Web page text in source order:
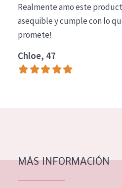
Limpieza
COLECCIÓN
Essentials
Lift+
Piel normal y seca
Piel mixata o grasa
Realmente amo este
asequible y cumple con lo
promete!
Chloe, 47
MÁS INFORMACIÓN